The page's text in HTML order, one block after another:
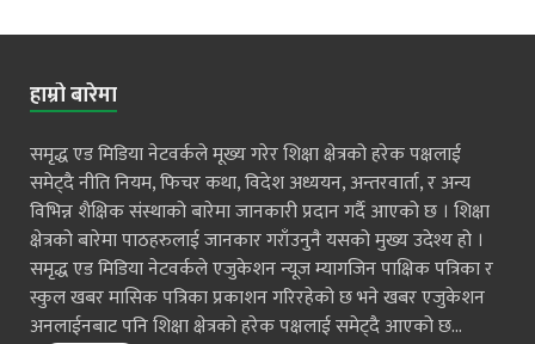
हाम्रो बारेमा
समृद्ध एड मिडिया नेटवर्कले मूख्य गरेर शिक्षा क्षेत्रको हरेक पक्षलाई
समेट्दै नीति नियम, फिचर कथा, विदेश अध्ययन, अन्तरवार्ता, र अन्य
विभिन्न शैक्षिक संस्थाको बारेमा जानकारी प्रदान गर्दै आएको छ । शिक्षा
क्षेत्रको बारेमा पाठहरुलाई जानकार गराँउनुनै यसको मुख्य उदेश्य हो ।
समृद्ध एड मिडिया नेटवर्कले एजुकेशन न्यूज म्यागजिन पाक्षिक पत्रिका र
स्कुल खबर मासिक पत्रिका प्रकाशन गरिरहेको छ भने खबर एजुकेशन
अनलाईनबाट पनि शिक्षा क्षेत्रको हरेक पक्षलाई समेट्दै आएको छ...